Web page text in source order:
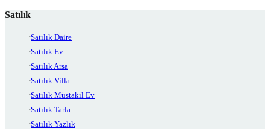
Satılık
Satılık Daire
Satılık Ev
Satılık Arsa
Satılık Villa
Satılık Müstakil Ev
Satılık Tarla
Satılık Yazlık